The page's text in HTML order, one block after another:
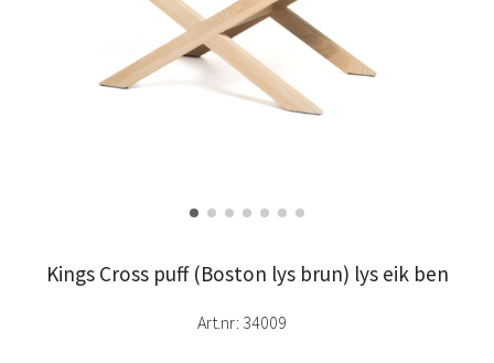
Kings Cross puff (Boston lys brun) lys eik ben
Art.nr: 34009